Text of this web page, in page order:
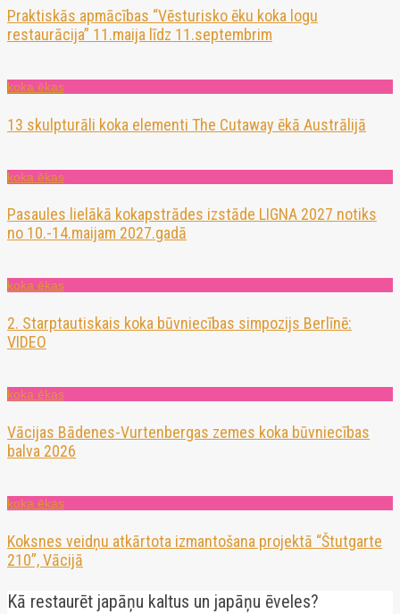
Praktiskās apmācības “Vēsturisko ēku koka logu
restaurācija” 11.maija līdz 11.septembrim
koka ēkas
13 skulpturāli koka elementi The Cutaway ēkā Austrālijā
koka ēkas
Pasaules lielākā kokapstrādes izstāde LIGNA 2027 notiks
no 10.-14.maijam 2027.gadā
koka ēkas
2. Starptautiskais koka būvniecības simpozijs Berlīnē:
VIDEO
koka ēkas
Vācijas Bādenes-Vurtenbergas zemes koka būvniecības
balva 2026
koka ēkas
Koksnes veidņu atkārtota izmantošana projektā “Štutgarte
210”, Vācijā
Kā restaurēt japāņu kaltus un japāņu ēveles?